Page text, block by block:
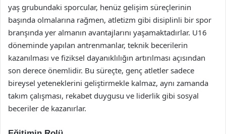
yaş grubundaki sporcular, henüz gelişim süreçlerinin
başında olmalarına rağmen, atletizm gibi disiplinli bir spor
branşında yer almanın avantajlarını yaşamaktadırlar. U16
döneminde yapılan antrenmanlar, teknik becerilerin
kazanılması ve fiziksel dayanıklılığın artırılması açısından
son derece önemlidir. Bu süreçte, genç atletler sadece
bireysel yeteneklerini geliştirmekle kalmaz, aynı zamanda
takım çalışması, rekabet duygusu ve liderlik gibi sosyal
beceriler de kazanırlar.